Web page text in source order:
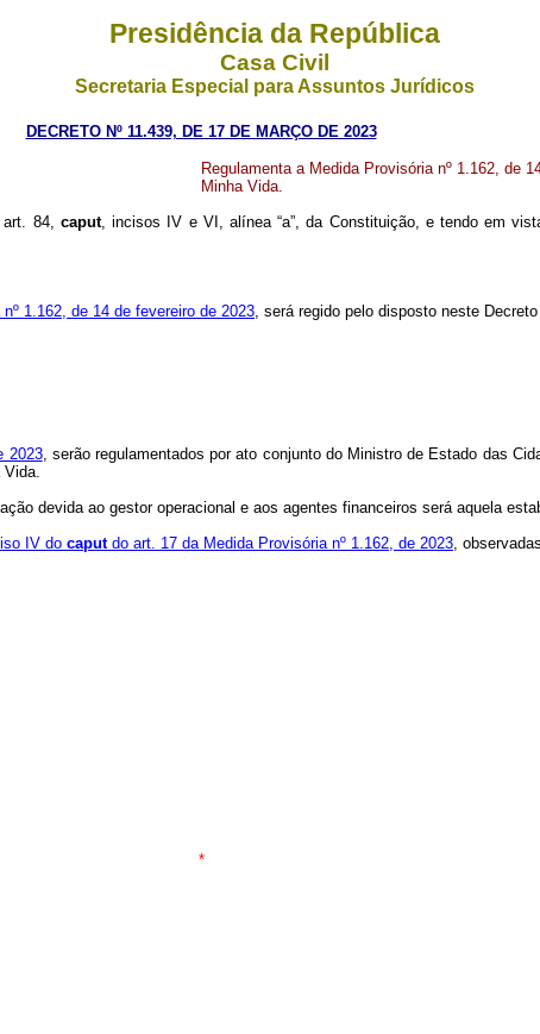
Presidência da República
Casa Civil
Secretaria Especial para Assuntos Jurídicos
DECRETO Nº 11.439, DE 17 DE MARÇO DE 2023
Regulamenta a Medida Provisória nº 1.162, de
Minha Vida.
84, caput, incisos IV e VI, alínea “a”, da Constituição, e tendo em
1.162, de 14 de fevereiro de 2023, será regido pelo disposto neste
2023, serão regulamentados por ato conjunto do Ministro de Estado das
Vida.
devida ao gestor operacional e aos agentes financeiros será aquela
IV do caputdo art. 17 da Medida Provisória nº 1.162, de 2023,
*